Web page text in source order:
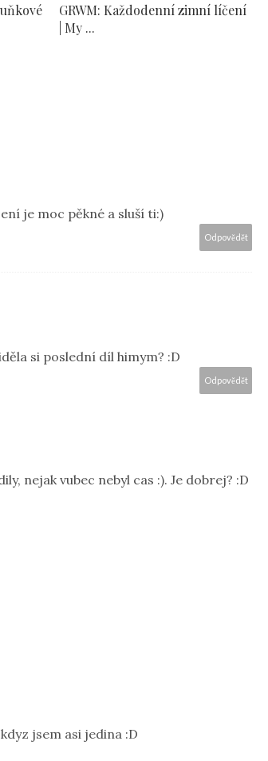
GRWM: Každodenní zimní líčení
| My ...
je moc pěkné a sluší ti:)
Odpovědět
si poslední díl himym? :D
Odpovědět
nejak vubec nebyl cas :). Je dobrej? :D
jsem asi jedina :D